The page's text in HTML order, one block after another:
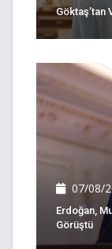
Göktaş’tan
07/08/
Erdoğan,
Görüştü